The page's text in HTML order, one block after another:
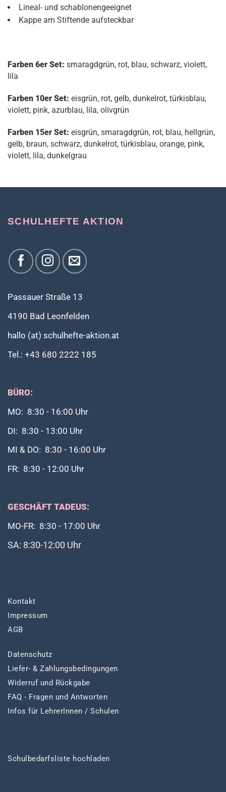
Lineal- und schablonengeeignet
Kappe am Stiftende aufsteckbar
Farben 6er Set: smaragdgrün, rot, blau, schwarz, violett,
lila
Farben 10er Set: eisgrün, rot, gelb, dunkelrot, türkisblau,
violett, pink, azurblau, lila, olivgrün
Farben 15er Set: eisgrün, smaragdgrün, rot, blau, hellgrün,
gelb, braun, schwarz, dunkelrot, türkisblau, orange, pink,
violett, lila, dunkelgrau
SCHULHEFTE AKTION
Passauer Straße 13
4190 Bad Leonfelden
hallo (at) schulhefte-aktion.at
Tel.: +43 680 2222 185
BÜRO:
MO: 8:30 - 16:00 Uhr
DI: 8:30 - 13:00 Uhr
MI & DO: 8:30 - 16:00 Uhr
FR: 8:30 - 12:00 Uhr
GESCHÄFT TADEUS:
MO-FR: 8:30 - 17:00 Uhr
SA: 8:30-12:00 Uhr
Kontakt
Impressum
AGB
Datenschutz
Liefer- & Zahlungsbedingungen
Widerruf und Rückgabe
FAQ - Fragen und Antworten
Infos für LehrerInnen / Schulen
Schulbedarfsliste hochladen